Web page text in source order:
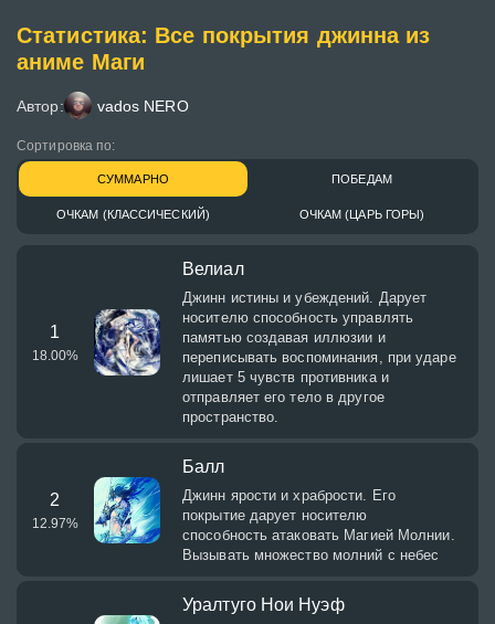
Статистика: Все покрытия джинна из
аниме Маги
Автор: vados NERO
Сортировка по:
СУММАРНО ПОБЕДАМ
ОЧКАМ (КЛАССИЧЕСКИЙ) ОЧКАМ (ЦАРЬ ГОРЫ)
1
18.00%
Велиал
Джинн истины и убеждений. Дарует
носителю способность управлять
памятью создавая иллюзии и
переписывать воспоминания, при ударе
лишает 5 чувств противника и
отправляет его тело в другое
пространство.
2
12.97%
Балл
Джинн ярости и храбрости. Его
покрытие дарует носителю
способность атаковать Магией Молнии.
Вызывать множество молний с небес
Уралтуго Нои Нуэф